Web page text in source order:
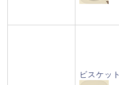
ビスケット